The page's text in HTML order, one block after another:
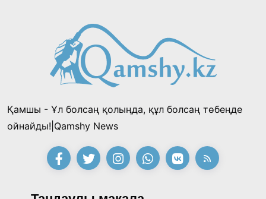
Еңбек адамына көрсетілген құрмет: Алматы
облысының әкімі коммуналдық
қызметкерлермен бірге тазалыққа шығып,
13:57, 24 Шілде 2026
«Тектілер ту көтереді» байқауы өз
18:39, 23 Шілде 2026
Қонаев қаласының әкімі «Славян базары»
Қамшы - Ұл болсаң қолыңда, құл болсаң төбеңде
ойнайды!|Qamshy News